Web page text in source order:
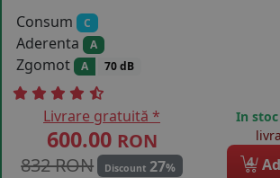
Consum
C
Aderenta A
Zgomot A 70 dB
Livrare gratuită *
600.00 RON
832 RON
Discount 27%
In
4